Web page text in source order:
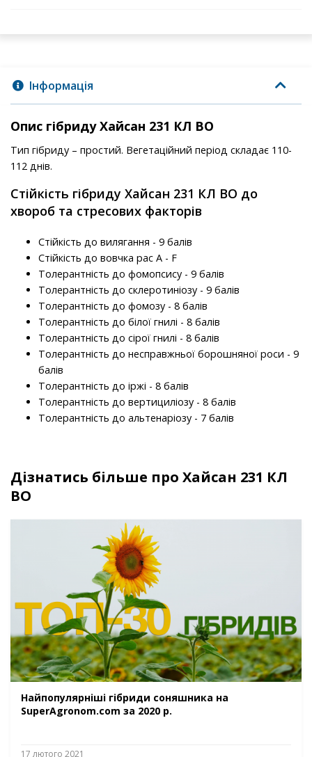
Інформація
Опис гібриду Хайсан 231 КЛ ВО
Тип гібриду – простий. Вегетаційний період складає 110-
112 днів.
Стійкість гібриду Хайсан 231 КЛ ВО до
хвороб та стресових факторів
Стійкість до вилягання - 9 балів
Стійкість до вовчка рас A - F
Толерантність до фомопсису - 9 балів
Толерантність до склеротиніозу - 9 балів
Толерантність до фомозу - 8 балів
Толерантність до білої гнилі - 8 балів
Толерантність до сірої гнилі - 8 балів
Толерантність до несправжньої борошняної роси - 9
балів
Толерантність до іржі - 8 балів
Толерантність до вертициліозу - 8 балів
Толерантність до альтенаріозу - 7 балів
Дізнатись більше про Хайсан 231 КЛ
ВО
Найпопулярніші гібриди соняшника на
SuperAgronom.com за 2020 р.
17 лютого 2021